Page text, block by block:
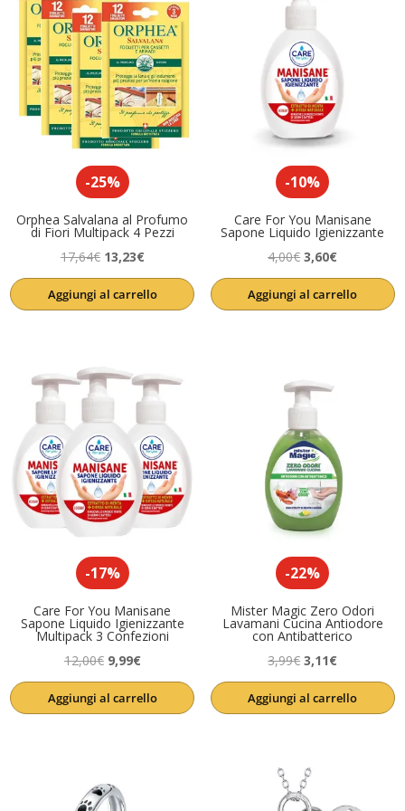
-25%
Orphea Salvalana al Profumo
di Fiori Multipack 4 Pezzi
17,64€ Il
prezzo
originale
13,23€Il
prezzo
attuale
Aggiungi al carrello
-10%
Care For You Manisane
Sapone Liquido Igienizzante
4,00€ Il
prezzo
originale
3,60€Il
prezzo
attuale
Aggiungi al carrello
-17%
Care For You Manisane
Sapone Liquido Igienizzante
Multipack 3 Confezioni
12,00€ Il
prezzo
originale
9,99€Il
prezzo
attuale
Aggiungi al carrello
-22%
Mister Magic Zero Odori
Lavamani Cucina Antiodore
con Antibatterico
3,99€ Il
prezzo
originale
3,11€Il
prezzo
attuale
Aggiungi al carrello